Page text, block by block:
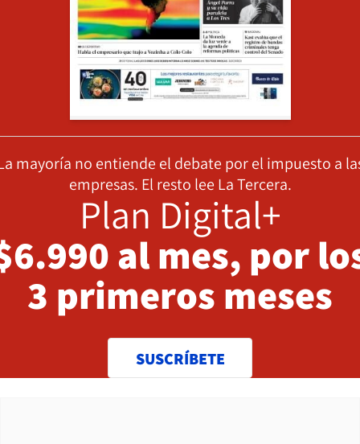
mayoría no entiende el debate por el impuesto a
empresas. El resto lee La Tercera.
Plan Digital+
al mes, por
3 primeros meses
SUSCRÍBETE